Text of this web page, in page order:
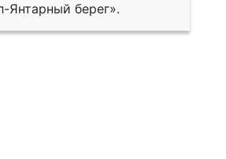
Янтарный берег».